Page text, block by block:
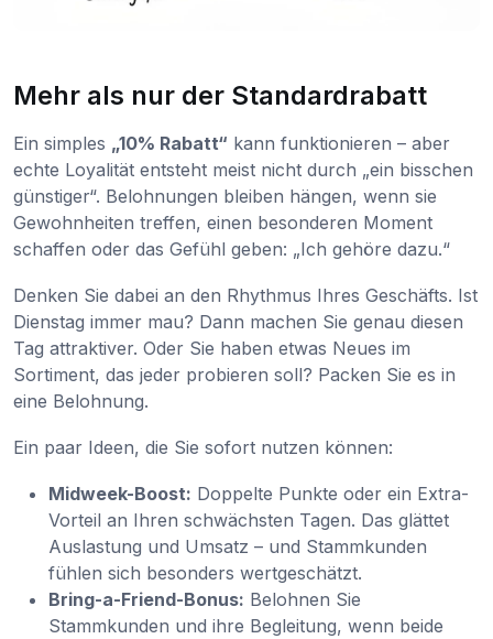
Mehr als nur der Standardrabatt
Ein simples „10% Rabatt“ kann funktionieren – aber
echte Loyalität entsteht meist nicht durch „ein bisschen
günstiger“. Belohnungen bleiben hängen, wenn sie
Gewohnheiten treffen, einen besonderen Moment
schaffen oder das Gefühl geben: „Ich gehöre dazu.“
Denken Sie dabei an den Rhythmus Ihres Geschäfts. Ist
Dienstag immer mau? Dann machen Sie genau diesen
Tag attraktiver. Oder Sie haben etwas Neues im
Sortiment, das jeder probieren soll? Packen Sie es in
eine Belohnung.
Ein paar Ideen, die Sie sofort nutzen können:
Midweek-Boost: Doppelte Punkte oder ein Extra-
Vorteil an Ihren schwächsten Tagen. Das glättet
Auslastung und Umsatz – und Stammkunden
fühlen sich besonders wertgeschätzt.
Bring-a-Friend-Bonus: Belohnen Sie
Stammkunden und ihre Begleitung, wenn beide